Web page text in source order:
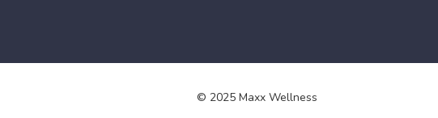
© 2025 Maxx Wellness